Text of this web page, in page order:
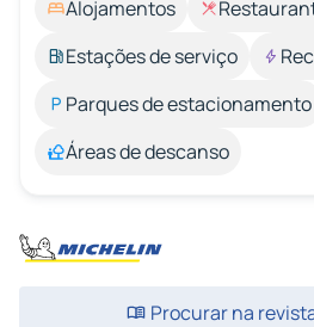
Alojamentos
Estações de serviço
Parques de estacionamento
Áreas de descanso
Procurar na